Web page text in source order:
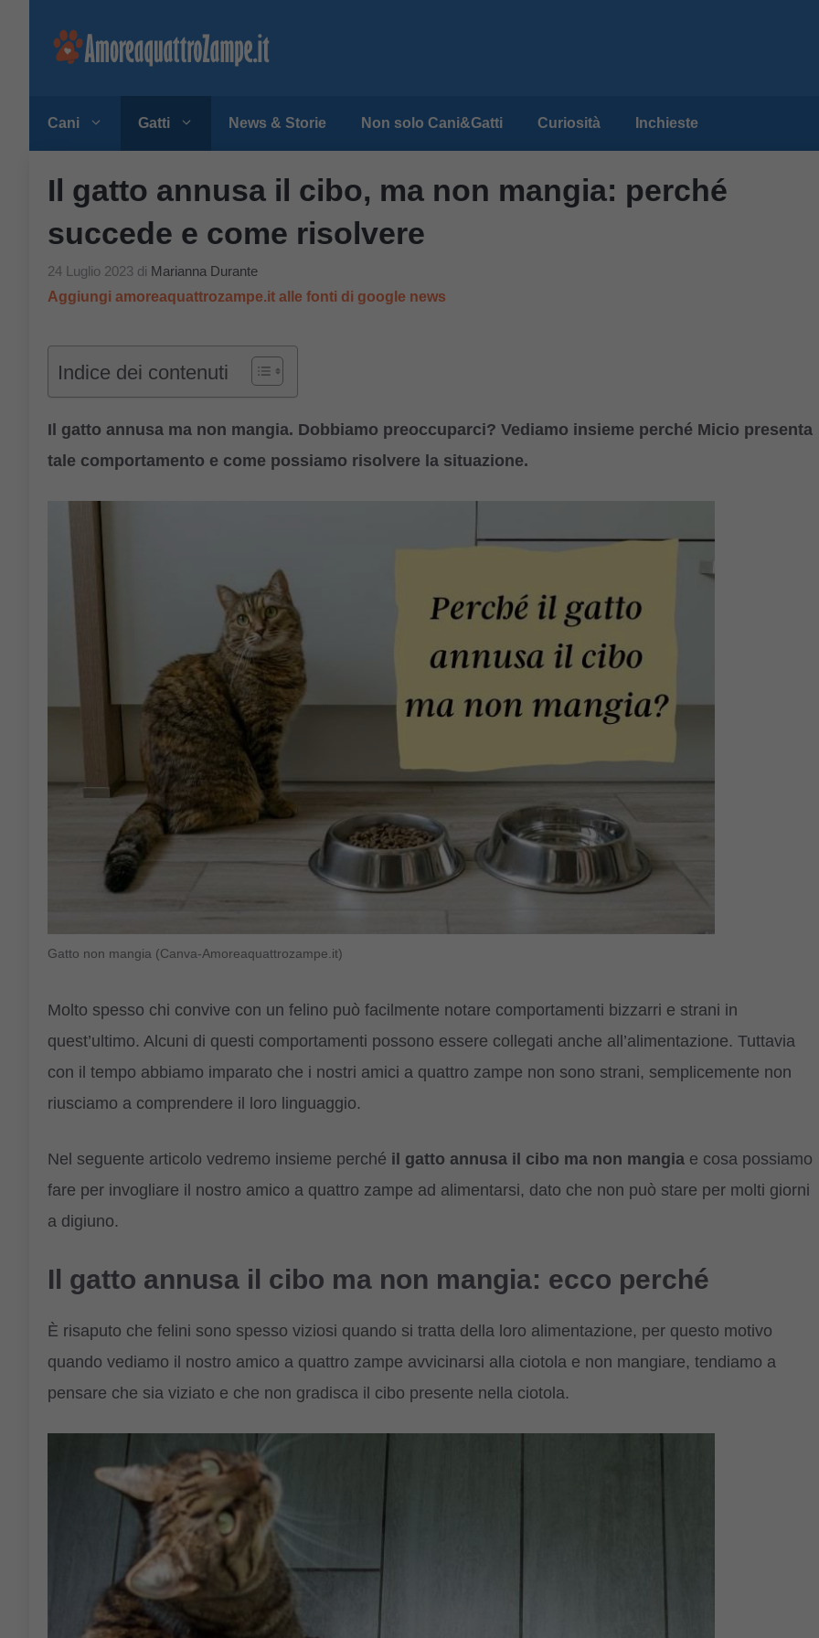
Cani Gatti News & Storie Non solo Cani&Gatti Curiosità Inchieste
Il gatto annusa il cibo, ma non mangia: perché
succede e come risolvere
24 Luglio 2023 di Marianna Durante
Aggiungi amoreaquattrozampe.it alle fonti di google news
Indice dei contenuti
Il gatto annusa ma non mangia. Dobbiamo preoccuparci? Vediamo insieme perché Micio presenta
tale comportamento e come possiamo risolvere la situazione.
Gatto non mangia (Canva-Amoreaquattrozampe.it)
Molto spesso chi convive con un felino può facilmente notare comportamenti bizzarri e strani in
quest’ultimo. Alcuni di questi comportamenti possono essere collegati anche all’alimentazione. Tuttavia
con il tempo abbiamo imparato che i nostri amici a quattro zampe non sono strani, semplicemente non
riusciamo a comprendere il loro linguaggio.
Nel seguente articolo vedremo insieme perché il gatto annusa il cibo ma non mangia e cosa possiamo
fare per invogliare il nostro amico a quattro zampe ad alimentarsi, dato che non può stare per molti giorni
a digiuno.
Il gatto annusa il cibo ma non mangia: ecco perché
È risaputo che felini sono spesso viziosi quando si tratta della loro alimentazione, per questo motivo
quando vediamo il nostro amico a quattro zampe avvicinarsi alla ciotola e non mangiare, tendiamo a
pensare che sia viziato e che non gradisca il cibo presente nella ciotola.